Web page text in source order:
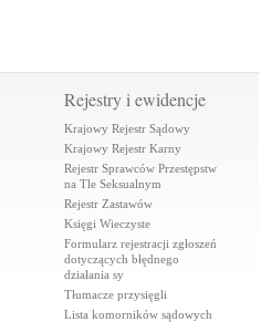
Rejestry i ewidencje
Krajowy Rejestr Sądowy
Krajowy Rejestr Karny
Rejestr Sprawców Przestępstw
na Tle Seksualnym
Rejestr Zastawów
Księgi Wieczyste
Formularz rejestracji zgłoszeń
dotyczących błędnego
działania sy
Tłumacze przysięgli
Lista komorników sądowych